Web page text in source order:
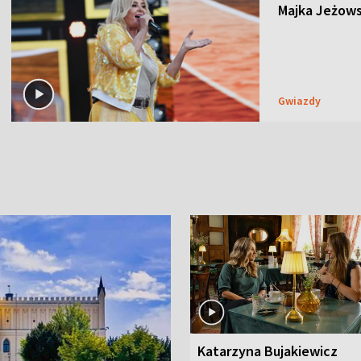
Majka
Gwiazdy
Katarzyna Bujakiewicz